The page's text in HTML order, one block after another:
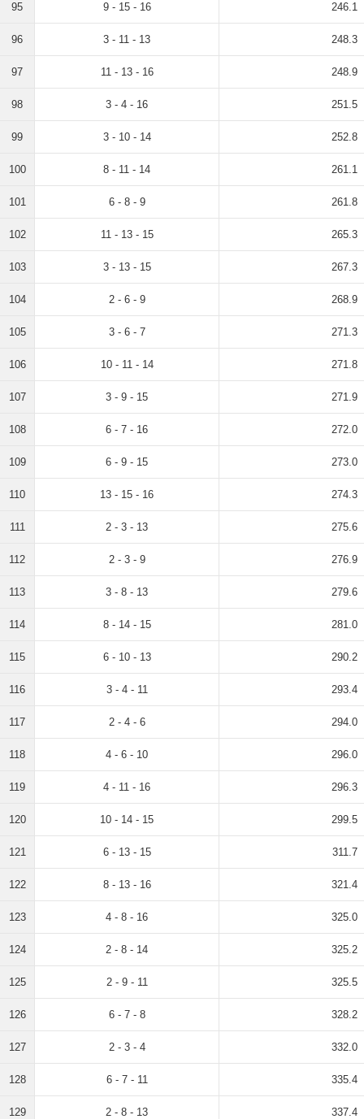
95 9 - 15 - 16 246.1
96 3 - 11 - 13 248.3
97 11 - 13 - 16 248.9
98 3 - 4 - 16 251.5
99 3 - 10 - 14 252.8
100 8 - 11 - 14 261.1
101 6 - 8 - 9 261.8
102 11 - 13 - 15 265.3
103 3 - 13 - 15 267.3
104 2 - 6 - 9 268.9
105 3 - 6 - 7 271.3
106 10 - 11 - 14 271.8
107 3 - 9 - 15 271.9
108 6 - 7 - 16 272.0
109 6 - 9 - 15 273.0
110 13 - 15 - 16 274.3
111 2 - 3 - 13 275.6
112 2 - 3 - 9 276.9
113 3 - 8 - 13 279.6
114 8 - 14 - 15 281.0
115 6 - 10 - 13 290.2
116 3 - 4 - 11 293.4
117 2 - 4 - 6 294.0
118 4 - 6 - 10 296.0
119 4 - 11 - 16 296.3
120 10 - 14 - 15 299.5
121 6 - 13 - 15 311.7
122 8 - 13 - 16 321.4
123 4 - 8 - 16 325.0
124 2 - 8 - 14 325.2
125 2 - 9 - 11 325.5
126 6 - 7 - 8 328.2
127 2 - 3 - 4 332.0
128 6 - 7 - 11 335.4
129 2 - 8 - 13 337.4